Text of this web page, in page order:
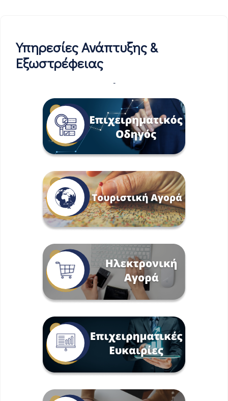
Υπηρεσίες Ανάπτυξης &
Εξωστρέφειας
-